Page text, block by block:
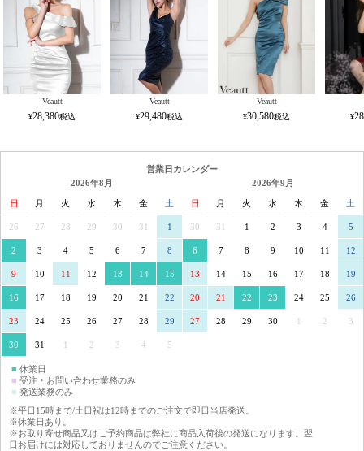
Veautt
28,380
Veautt
29,480
Veautt
30,580
営業日カレンダー
2026年8月
日 月 火 水 木 金 土
26 27 28 29 30 31 1
2 3 4 5 6 7 8
9 10 11 12 13 14 15
16 17 18 19 20 21 22
23 24 25 26 27 28 29
30 31 1 2 3 4 5
2026年9月
日 月 火 水 木 金 土
30 31 1 2 3 4 5
6 7 8 9 10 11 12
13 14 15 16 17 18 19
20 21 22 23 24 25 26
27 28 29 30 1 2 3
■ 休業日
■ 受注・お問い合わせ業務のみ
■ 発送業務のみ
※平日15時まで/土日祝は12時までのご注文で即日当店発送。
※休業日あり。
※お取り寄せ商品又はご予約商品は弊社に商品入荷後の発送になります。翌
日お届けには対応しておりませんのでご注意ください。